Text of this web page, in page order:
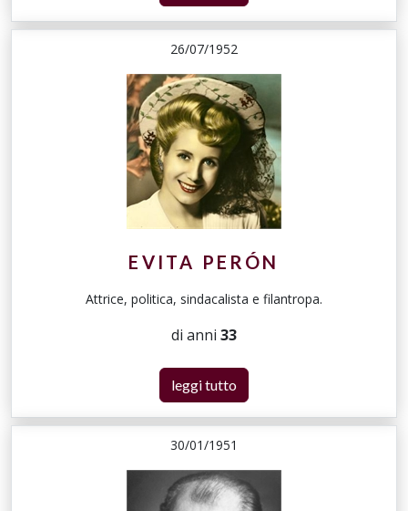
26/07/1952
EVITA PERÓN
Attrice, politica, sindacalista e filantropa.
di anni 33
leggi tutto
30/01/1951